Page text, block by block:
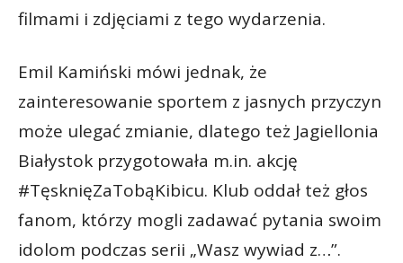
filmami i zdjęciami z tego wydarzenia.
Emil Kamiński mówi jednak, że
zainteresowanie sportem z jasnych przyczyn
może ulegać zmianie, dlatego też Jagiellonia
Białystok przygotowała m.in. akcję
#TęsknięZaTobąKibicu. Klub oddał też głos
fanom, którzy mogli zadawać pytania swoim
idolom podczas serii „Wasz wywiad z…”.